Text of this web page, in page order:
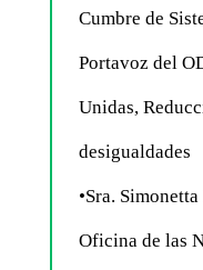
Cumbre de
Portavoz del
Unidas,
desigualdades
•Sra.
Oficina de las